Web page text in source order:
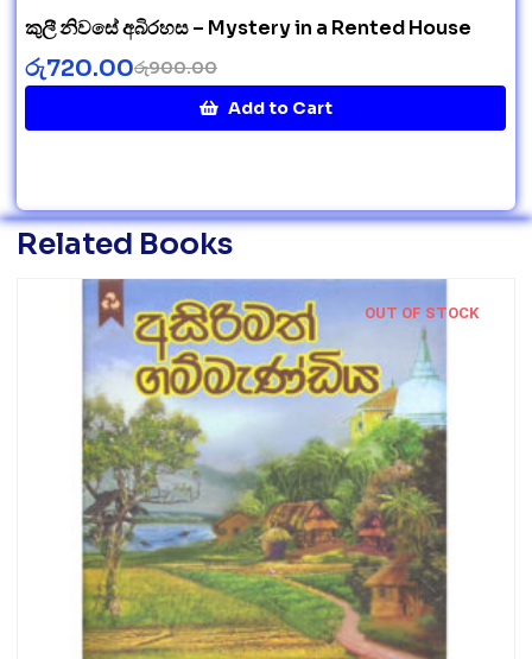
කුලී නිවසේ අබිරහස – Mystery in a Rented House
රු900.00
රු720.00
Add to Cart
Related Books
OUT OF STOCK